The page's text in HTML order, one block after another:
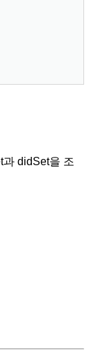
didSet을 조